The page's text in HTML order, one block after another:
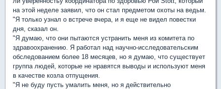
на этой неделе заявил, что он стал предметом охоты на ведьм.
"Я только узнал о встрече вчера, и я еще не видел повестки
дня, сказал он.
"Я думаю, что они пытаются устранить меня из комитета по
здравоохранению. Я работал над научно-исследовательским
обследованием более 18 месяцев, но я думаю, что существует
группа людей, которые не нравятся выводы и используют меня
в качестве козла отпущения.
"Я не буду пусть умалить меня, но я действительно